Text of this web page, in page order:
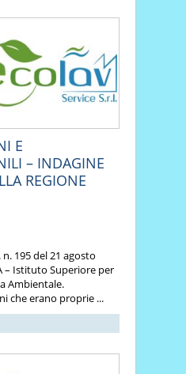
E
– INDAGINE
REGIONE
n. 195 del 21 agosto
– Istituto Superiore per
Ambientale.
che erano proprie ...